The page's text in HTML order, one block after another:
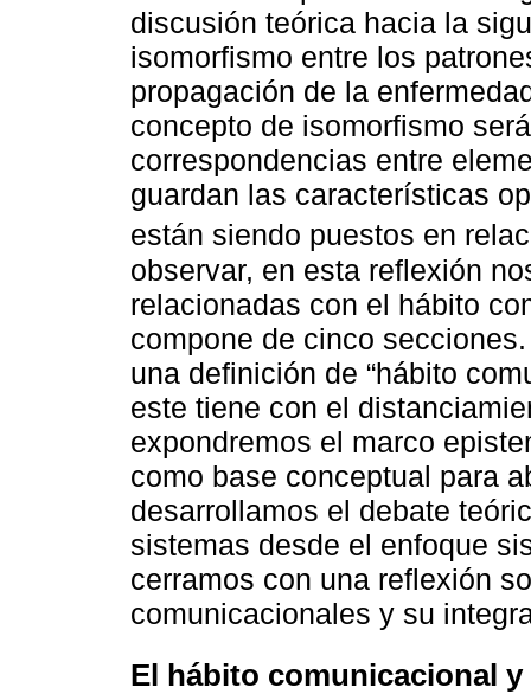
discusión teórica hacia la
isomorfismo entre los
propagación de la
concepto de isomorfismo
correspondencias entre
guardan las características
están siendo puestos en
observar, en esta reflexión
relacionadas con el hábito
compone de cinco
una definición de “hábito
este tiene con el
expondremos el marco
como base conceptual para
desarrollamos el debate
sistemas desde el enfoque
cerramos con una reflexión
comunicacionales y su
El hábito comunicacional